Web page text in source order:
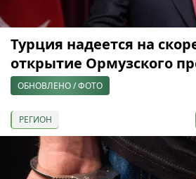
Турция надеется на
открытие Ормузского
ОБНОВЛЕНО / ФОТО
РЕГИОН